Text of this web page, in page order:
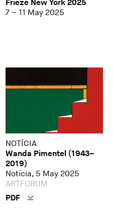
Frieze New York 2025
7 – 11 May 2025
NOTÍCIA
Wanda Pimentel (1943–
2019)
Notícia, 5 May 2025
ARTFORUM
PDF